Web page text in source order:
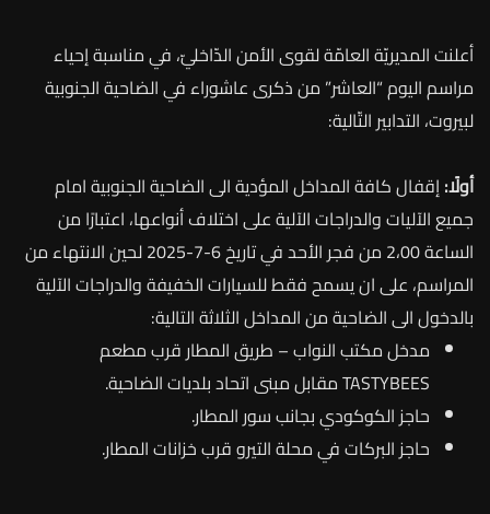
أعلنت المديريّة العامّة لقوى الأمن الدّاخليّ، في مناسبة إحياء
مراسم اليوم “العاشر” من ذكرى عاشوراء في الضاحية الجنوبية
لبيروت، التدابير التّالية:
أولًا:إقفال كافة المداخل المؤدية الى الضاحية الجنوبية امام
جميع الآليات والدراجات الآلية على اختلاف أنواعها، اعتبارًا من
الساعة 2،00 من فجر الأحد في تاريخ 6-7-2025 لحين الانتهاء من
المراسم، على ان يسمح فقط للسيارات الخفيفة والدراجات الآلية
بالدخول الى الضاحية من المداخل الثلاثة التالية:
مدخل مكتب النواب – طريق المطار قرب مطعم
TASTYBEES مقابل مبنى اتحاد بلديات الضاحية.
حاجز الكوكودي بجانب سور المطار.
حاجز البركات في محلة التيرو قرب خزانات المطار.